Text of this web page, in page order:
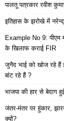
पालतू पत्रकार रवीश
इतिहास के झरोखे में
Example No 9: पीएम
के खिलाफ कराई FIR
जुनैद भाई को खोज रहे हैं
बांट रहे हैं ?
भाजपा की हार से बेदाग
जंतर-मंतर पर हुंकार,
क्यों?